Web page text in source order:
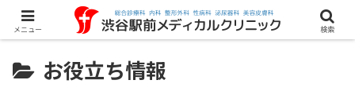
お役立ち情報
メニュー 検索